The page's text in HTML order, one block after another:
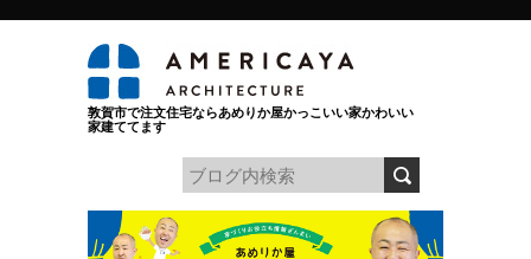
敦賀市で注文住宅ならあめりか屋かっこいい家かわいい
家建ててます